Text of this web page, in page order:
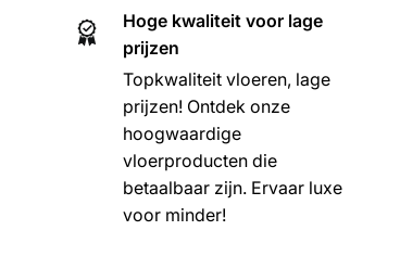
Hoge kwaliteit voor lage
prijzen
Topkwaliteit vloeren, lage
prijzen! Ontdek onze
hoogwaardige
vloerproducten die
betaalbaar zijn. Ervaar luxe
voor minder!